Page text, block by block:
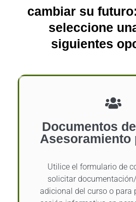
cambiar su
seleccione
siguientes
Documentos
Asesoramiento
Utilice el formulario de
solicitar
adicional del curso o para